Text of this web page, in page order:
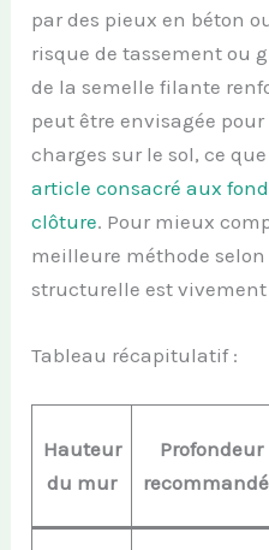
par des pieux en béton
risque de tassement ou
de la semelle filante
peut être envisagée
charges sur le sol, ce
article consacré aux
clôture. Pour mieux
meilleure méthode
structurelle est
Tableau récapitulatif :
Hauteur
du mur
Profondeur